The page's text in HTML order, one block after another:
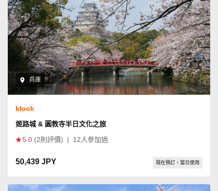
兵庫
klook
姬路城 & 圓教寺半日文化之旅
5.0 (2則評價) | 12人參加過
50,439 JPY 現在預訂，當日使用